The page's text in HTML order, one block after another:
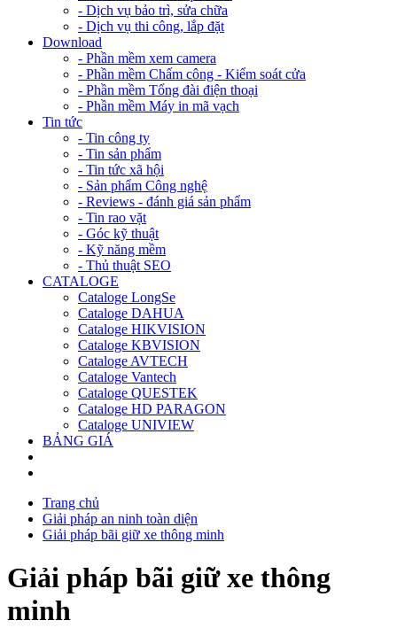
- Dịch vụ bảo trì, sửa chữa
- Dịch vụ thi công, lắp đặt
Download
- Phần mềm xem camera
- Phần mềm Chấm công - Kiểm soát cửa
- Phần mềm Tổng đài điện thoại
- Phần mềm Máy in mã vạch
Tin tức
- Tin công ty
- Tin sản phẩm
- Tin tức xã hội
- Sản phẩm Công nghệ
- Reviews - đánh giá sản phẩm
- Tin rao vặt
- Góc kỹ thuật
- Kỹ năng mềm
- Thủ thuật SEO
CATALOGE
Cataloge LongSe
Cataloge DAHUA
Cataloge HIKVISION
Cataloge KBVISION
Cataloge AVTECH
Cataloge Vantech
Cataloge QUESTEK
Cataloge HD PARAGON
Cataloge UNIVIEW
BẢNG GIÁ
Trang chủ
Giải pháp an ninh toàn diện
Giải pháp bãi giữ xe thông minh
Giải pháp bãi giữ xe thông
minh